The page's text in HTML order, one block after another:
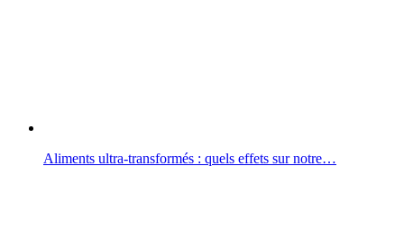
Aliments ultra-transformés : quels effets sur notre…